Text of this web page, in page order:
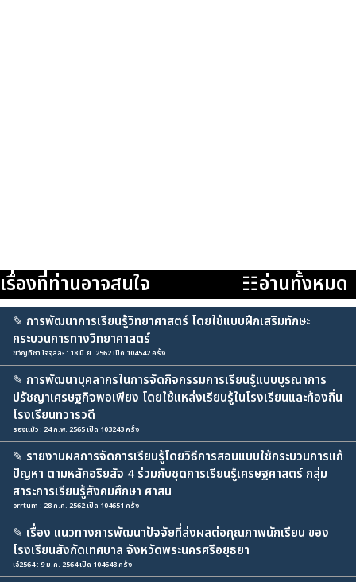
เรื่องที่ท่านอาจสนใจ ☷อ่านทั้งหมด
✎ การพัฒนาการเรียนรู้วิทยาศาสตร์ โดยใช้แบบฝึกเสริมทักษะ
กระบวนการทางวิทยาศาสตร์
ขวัญทิชา ใจจุลละ : 18 มิ.ย. 2562 เปิด 104542 ครั้ง
✎ การพัฒนาบุคลากรในการจัดกิจกรรมการเรียนรู้แบบบูรณาการ
ปรัชญาเศรษฐกิจพอเพียง โดยใช้แหล่งเรียนรู้ในโรงเรียนและท้องถิ่น
โรงเรียนทวารวดี
รองแม้ว : 24 ก.พ. 2565 เปิด 103243 ครั้ง
✎ รายงานผลการจัดการเรียนรู้โดยวิธีการสอนแบบใช้กระบวนการแก้
ปัญหา ตามหลักอริยสัจ 4 ร่วมกับชุดการเรียนรู้เศรษฐศาสตร์ กลุ่ม
สาระการเรียนรู้สังคมศึกษา ศาสน
orrtum : 28 ก.ค. 2562 เปิด 104651 ครั้ง
✎ เรื่อง แนวทางการพัฒนาปัจจัยที่ส่งผลต่อคุณภาพนักเรียน ของ
โรงเรียนสังกัดเทศบาล จังหวัดพระนครศรีอยุธยา
เอ๋2564 : 9 ม.ค. 2564 เปิด 104648 ครั้ง